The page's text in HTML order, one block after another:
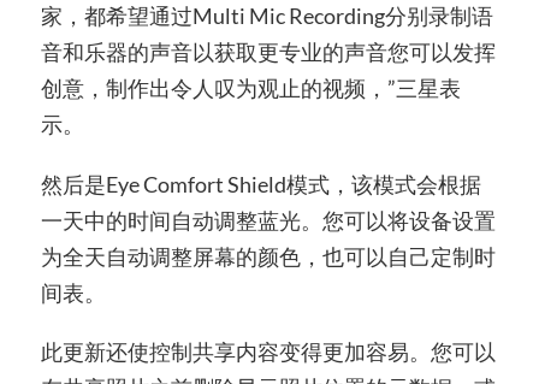
家，都希望通过Multi Mic Recording分别录制语
音和乐器的声音以获取更专业的声音您可以发挥
创意，制作出令人叹为观止的视频，”三星表
示。
然后是Eye Comfort Shield模式，该模式会根据
一天中的时间自动调整蓝光。您可以将设备设置
为全天自动调整屏幕的颜色，也可以自己定制时
间表。
此更新还使控制共享内容变得更加容易。您可以